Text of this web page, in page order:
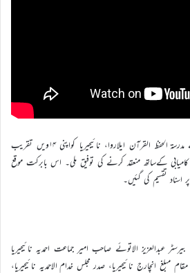
اللہ تعالیٰ کے فضل و کرم سے مدرسۃ الحفظ القرآن ایلاروا، نائیجیریا کواپنی ۱۴ویں تقریب
۲۰۲۵ء بروز ہفتہ کامیابی کےساتھ منعقد کرنے کی توفیق ملی۔ اس بابرکت موقع
عبدالعزیز الاتوئے صاحب امیر جماعت احمدیہ نائیجیریا
مبلغ انچارج نائیجیریا، صدر مجلس خدام الاحمدیہ نائیجیریا،